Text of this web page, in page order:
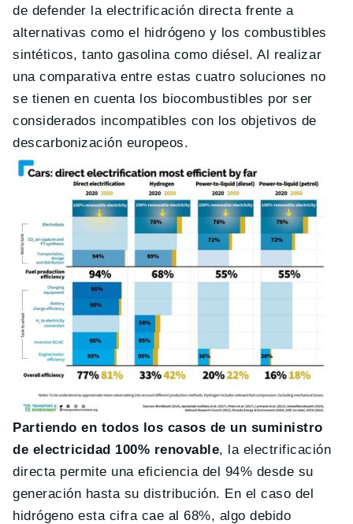
de defender la electrificación directa frente a
alternativas como el hidrógeno y los combustibles
sintéticos, tanto gasolina como diésel. Al realizar
una comparativa entre estas cuatro soluciones no
se tienen en cuenta los biocombustibles por ser
considerados incompatibles con los objetivos de
descarbonización europeos.
Partiendo en todos los casos de un suministro
de electricidad 100% renovable, la electrificación
directa permite una eficiencia del 94% desde su
generación hasta su distribución. En el caso del
hidrógeno esta cifra cae al 68%, algo debido